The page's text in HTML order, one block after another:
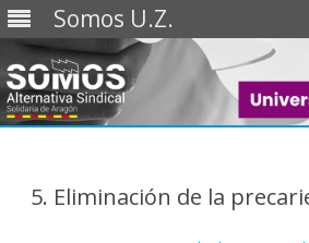
Somos U.Z.
Saltar
5. Eliminación de la